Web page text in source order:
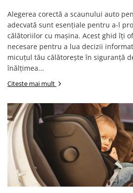
Alegerea corectă a scaunului auto
adecvată sunt esențiale pentru a-l
călătoriilor cu mașina. Acest ghid îți
necesare pentru a lua decizii
micuțul tău călătorește în siguranță
înălțimea...
Citeste mai mult